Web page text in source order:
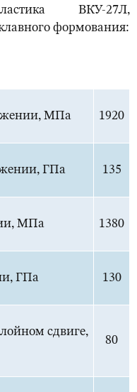
ВКУ-27Л,
формования:
МПа 1920
ГПа 135
МПа 1380
ГПа 130
сдвиге,
80